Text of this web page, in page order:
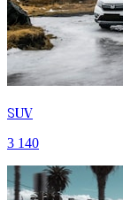
SUV
3 140